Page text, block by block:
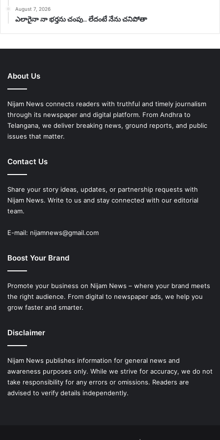
August 7, 2026
ఎలాగైనా నా భర్తను చంపు.. లేదంటే నేను చనిపోతా
About Us
Nijam News connects readers with truthful and timely journalism
through its newspaper and digital platform. From Andhra to
Telangana, we deliver breaking news, ground reports, and public
issues that matter.
Contact Us
Share your story ideas, updates, or partnership requests with
Nijam News. Write to us and stay connected with our editorial
team.
E-mail: nijamnews@gmail.com
Boost Your Brand
Promote your business on Nijam News – where your brand meets
the right audience. From digital to newspaper ads, we help you
grow faster and smarter.
Disclaimer
Nijam News publishes information for general news and
awareness purposes only. While we strive for accuracy, we do not
take responsibility for any errors or omissions. Readers are
advised to verify details independently.